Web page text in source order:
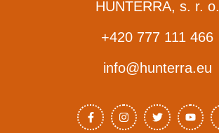
HUNTERRA, s. r. o.
+420 777 111 466
info@hunterra.eu
a
c
e
n
s
t
w
i
t
o
u
T